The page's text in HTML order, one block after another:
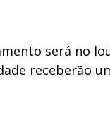
será no
receberão